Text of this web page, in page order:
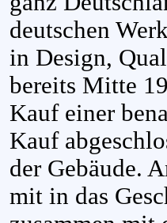
deutschen
in Design,
bereits Mitte
Kauf einer
Kauf
der Gebäude.
mit in das